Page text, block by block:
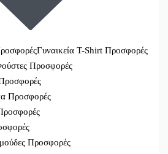
Γυναικεία T-Shirt Προσφορές
Προσφορές
Προσφορές
Προσφορές